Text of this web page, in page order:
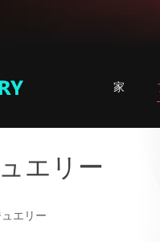
家
エリー
エリー